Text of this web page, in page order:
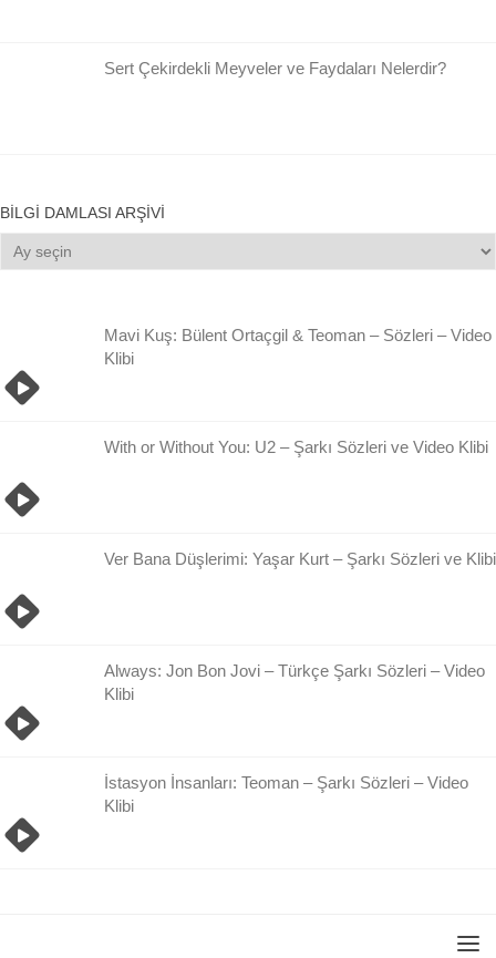
Sert Çekirdekli Meyveler ve Faydaları Nelerdir?
BILGI DAMLASI ARŞIVI
Bilgi
Damlası
Mavi Kuş: Bülent Ortaçgil & Teoman – Sözleri – Video
Klibi
With or Without You: U2 – Şarkı Sözleri ve Video Klibi
Ver Bana Düşlerimi: Yaşar Kurt – Şarkı Sözleri ve Klibi
Always: Jon Bon Jovi – Türkçe Şarkı Sözleri – Video
Klibi
İstasyon İnsanları: Teoman – Şarkı Sözleri – Video
Klibi